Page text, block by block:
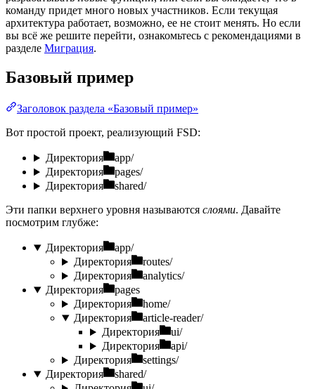
команду придет много новых участников. Если текущая
архитектура работает, возможно, ее не стоит менять. Но если
вы всё же решите перейти, ознакомьтесь с рекомендациями в
разделе Миграция.
Базовый пример
Заголовок раздела «Базовый пример»
Вот простой проект, реализующий FSD:
Директория
app/
Директория
pages/
Директория
shared/
Эти папки верхнего уровня называются слоями. Давайте
посмотрим глубже:
Директория
app/
Директория
routes/
Директория
analytics/
Директория
pages
Директория
home/
Директория
article-reader/
Директория
ui/
Директория
api/
Директория
settings/
Директория
shared/